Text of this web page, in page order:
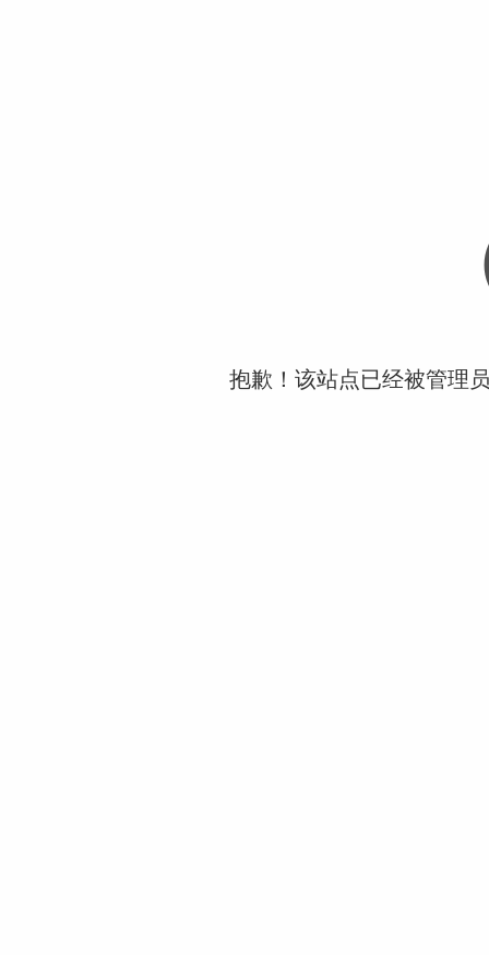
抱歉！该站点已经被管理